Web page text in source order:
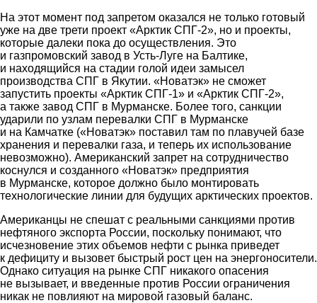
На этот момент под запретом оказался не только готовый
уже на две трети проект «Арктик СПГ-2», но и проекты,
которые далеки пока до осуществления. Это
и газпромовский завод в Усть-Луге на Балтике,
и находящийся на стадии голой идеи замысел
производства СПГ в Якутии. «Новатэк» не сможет
запустить проекты «Арктик СПГ-1» и «Арктик СПГ-2»,
а также завод СПГ в Мурманске. Более того, санкции
ударили по узлам перевалки СПГ в Мурманске
и на Камчатке («Новатэк» поставил там по плавучей базе
хранения и перевалки газа, и теперь их использование
невозможно). Американский запрет на сотрудничество
коснулся и созданного «Новатэк» предприятия
в Мурманске, которое должно было монтировать
технологические линии для будущих арктических проектов.
Американцы не спешат с реальными санкциями против
нефтяного экспорта России, поскольку понимают, что
исчезновение этих объемов нефти с рынка приведет
к дефициту и вызовет быстрый рост цен на энергоносители.
Однако ситуация на рынке СПГ никакого опасения
не вызывает, и введенные против России ограничения
никак не повлияют на мировой газовый баланс.